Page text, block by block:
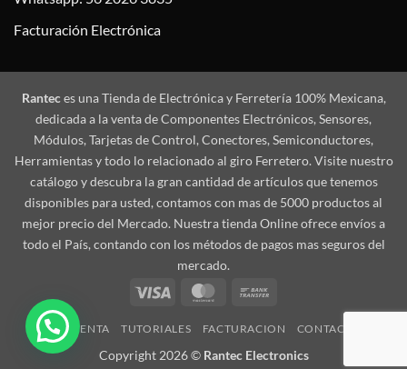
Facturación Electrónica
Ranteces una Tienda de Electrónica y Ferretería 100% Mexicana,
dedicada a la venta de Componentes Electrónicos, Sensores,
Módulos, Tarjetas de Control, Conectores, Semiconductores,
Herramientas y todo lo relacionado al giro Ferretero. Visite nuestro
catálogo y descubra la gran cantidad de artículos que tenemos
disponibles para usted, contamos con mas de 5000 productos al
mejor precio del Mercado. Nuestra tienda Online ofrece envíos a
todo el País, contando con los métodos de pagos mas seguros del
mercado.
Visa
MasterCard
MI CUENTA TUTORIALES FACTURACION CONTACTO
Copyright 2026 © Rantec Electronics